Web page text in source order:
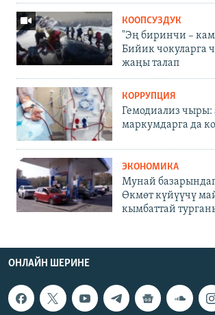
КООПСУЗДУК
"Эң биринчи –
Бийик чокуларга
жаңы талап
КОРРУПЦИЯ
Гемодиализ чыры:
маркумдарга да
ЭКОНОМИКА
Мунай
Өкмөт күйүүчү
кымбаттай
ОНЛАЙН ШЕРИНЕ